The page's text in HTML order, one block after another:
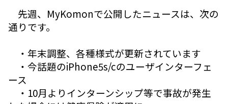
先週、MyKomonで公開したニュースは、次の
通りです。
・年末調整、各種様式が更新されています
・今話題のiPhone5s/cのユーザインターフェ
ース
・10月よりインターンシップ等で事故が発生